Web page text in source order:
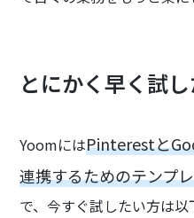
とにかく早く試
YoomにはPinterestと
連携するためのテンプ
で、今すぐ試したい方は